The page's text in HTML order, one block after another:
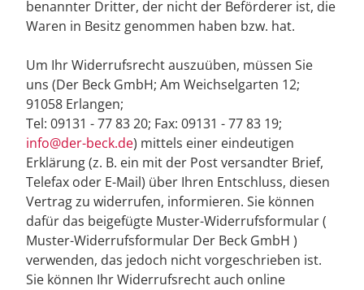
benannter Dritter, der nicht der Beförderer ist, die
Waren in Besitz genommen haben bzw. hat.
Um Ihr Widerrufsrecht auszuüben, müssen Sie
uns (Der Beck GmbH; Am Weichselgarten 12;
91058 Erlangen;
Tel: 09131 - 77 83 20; Fax: 09131 - 77 83 19;
info@der-beck.de) mittels einer eindeutigen
Erklärung (z. B. ein mit der Post versandter Brief,
Telefax oder E-Mail) über Ihren Entschluss, diesen
Vertrag zu widerrufen, informieren. Sie können
dafür das beigefügte Muster-Widerrufsformular (
Muster-Widerrufsformular Der Beck GmbH )
verwenden, das jedoch nicht vorgeschrieben ist.
Sie können Ihr Widerrufsrecht auch online